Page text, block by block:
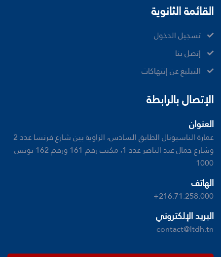
القائمة الثانوية
تسجيل الدخول
إتصل بنا
ﺍﻟﺘﺒﻠﻴﻎ ﻋﻦ ﺇﻧﺘﻬﺎﻛﺎﺕ
الإتصال بالرابطة
العنوان
عمارة الناسيونال الطابق السادس، الزاوية بين شارع فرنسا عدد 2
وشارع جمال عبد الناصر عدد 1، مكتب رقم 161 ورقم 162 تونس
1000
الهاتف
+216.71.258.000
البريد الإلكتروني
contact@ltdh.tn